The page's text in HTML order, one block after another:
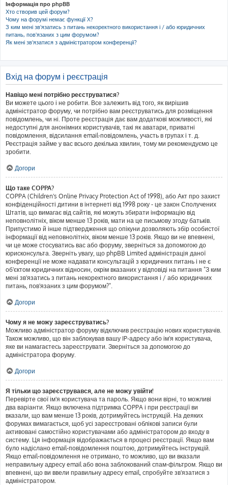
Інформація про phpBB
Хто створив цей форум?
Чому на форумі немає функції X?
З ким мені зв'язатись з питань некоректного використання і / або юридичних
питань, пов'язаних з цим форумом?
Як мені зв'язатися з адміністратором конференції?
Вхід на форум і реєстрація
Навіщо мені потрібно реєструватися?
Ви можете цього і не робити. Все залежить від того, як вирішив
адміністратор форуму, чи потрібно вам реєструватись для розміщення
повідомлень, чи ні. Проте реєстрація дає вам додаткові можливості, які
недоступні для анонімних користувачів, такі як аватари, приватні
повідомлення, відсилання email-повідомлень, участь в групах і т. д.
Реєстрація займе у вас всього декілька хвилин, тому ми рекомендуємо це
зробити.
Догори
Що таке COPPA?
COPPA (Children's Online Privacy Protection Act of 1998), або Акт про захист
конфіденційності дитини в інтернеті від 1998 року - це закон Сполучених
Штатів, що вимагає від сайтів, які можуть збирати інформацію від
неповнолітніх, віком менше 13 років, мати на це письмову згоду батьків.
Припустимо й інше підтвердження що опікуни дозволяють збір особистої
інформації від неповнолітніх, віком менше 13 років. Якщо ви не впевнені,
чи це може стосуватись вас або форуму, зверніться за допомогою до
юрисконсульта. Зверніть увагу, що phpBB Limited адміністрація даної
конференції не може надавати консультацій з юридичних питань і не є
об'єктом юридичних відносин, окрім вказаних у відповіді на питання "З ким
мені зв'язатись з питань некоректного використання і / або юридичних
питань, пов'язаних з цим форумом?".
Догори
Чому я не можу зареєструватись?
Можливо адміністратор форуму відключив реєстрацію нових користувачів.
Також можливо, що він заблокував вашу IP-адресу або ім'я користувача,
яке ви намагаєтесь зареєструвати. Зверніться за допомогою до
адміністратора форуму.
Догори
Я тільки що зареєструвався, але не можу увійти!
Перевірте свої ім'я користувача та пароль. Якщо вони вірні, то можливі
два варіанти. Якщо включена підтримка COPPA і при реєстрації ви
вказали, що вам менше 13 років, дотримуйтесь інструкцій. На деяких
форумах вимагається, щоб усі зареєстровані облікові записи були
активовані самостійно користувачами або адміністратором до входу в
систему. Ця інформація відображається в процесі реєстрації. Якщо вам
було надіслано email-повідомлення поштою, дотримуйтесь інструкцій.
Якщо email-повідомлення не отримано, то можливо, що ви вказали
неправильну адресу email або вона заблокований спам-фільтром. Якщо ви
впевнені, що ви ввели правильну адресу email, спробуйте зв'язатися з
адміністратором.